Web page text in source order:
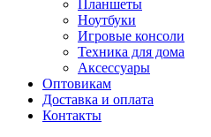
Планшеты
Ноутбуки
Игровые консоли
Техника для дома
Аксессуары
Оптовикам
Доставка и оплата
Контакты